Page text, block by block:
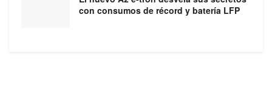
con consumos de récord y batería LFP